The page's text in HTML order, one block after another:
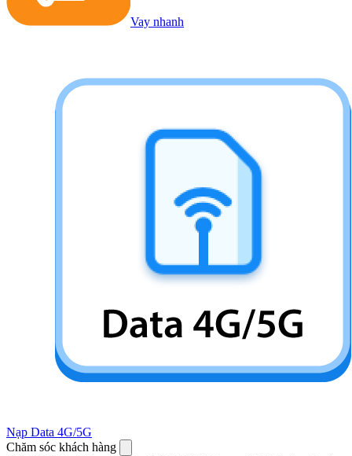
Vay nhanh
Nạp Data 4G/5G
Chăm sóc khách hàng